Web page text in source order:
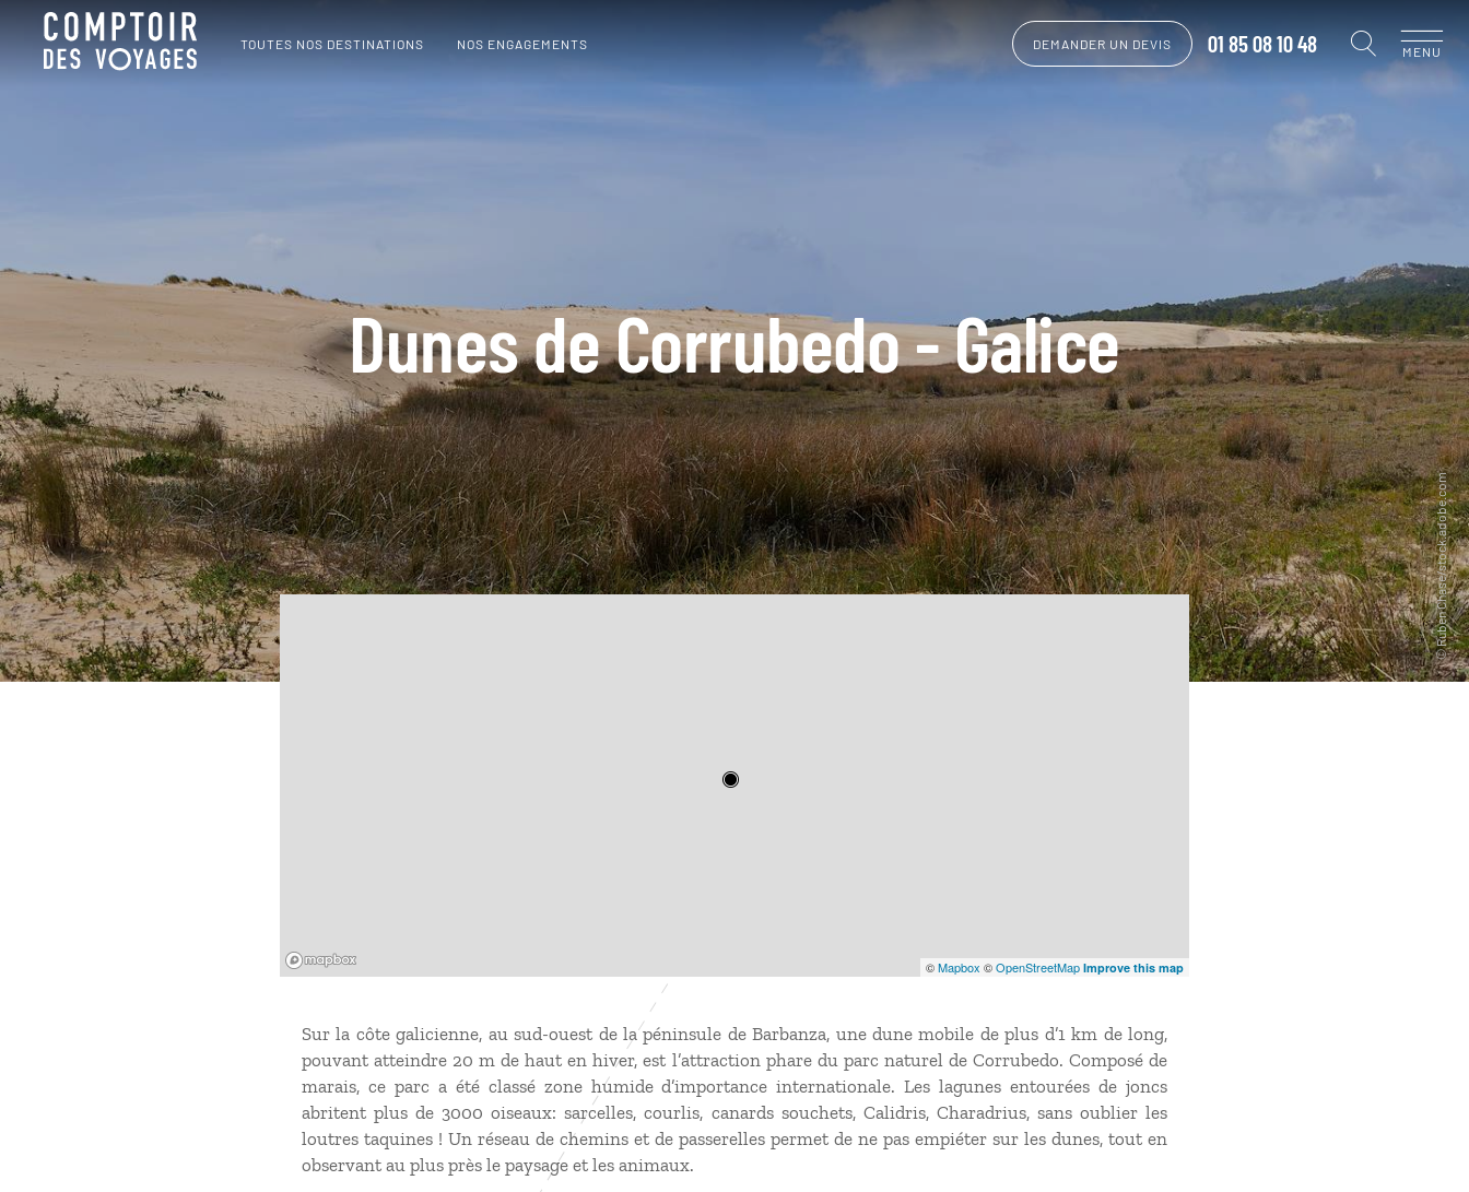
TOUTES NOS DESTINATIONS NOS ENGAGEMENTS DEMANDER UN DEVIS 01 85 08 10 48 MENU
Dunes de Corrubedo - Galice
©Mapbox ©OpenStreetMap Improve this map
Sur la côte galicienne, au sud-ouest de la péninsule de Barbanza, une dune mobile de plus d’1 km de long,
pouvant atteindre 20 m de haut en hiver, est l’attraction phare du parc naturel de Corrubedo. Composé de
marais, ce parc a été classé zone humide d’importance internationale. Les lagunes entourées de joncs
abritent plus de 3000 oiseaux: sarcelles, courlis, canards souchets, Calidris, Charadrius, sans oublier les
loutres taquines ! Un réseau de chemins et de passerelles permet de ne pas empiéter sur les dunes, tout en
observant au plus près le paysage et les animaux.